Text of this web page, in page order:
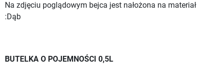
Na zdjęciu poglądowym bejca jest nałożona na materiał
:Dąb
BUTELKA O POJEMNOŚCI 0,5L